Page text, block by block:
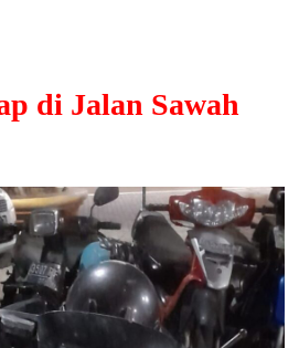
di Jalan Sawah